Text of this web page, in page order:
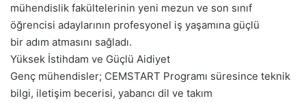
mühendislik fakültelerinin yeni mezun ve son sınıf
öğrencisi adaylarının profesyonel iş yaşamına güçlü
bir adım atmasını sağladı.
Yüksek İstihdam ve Güçlü Aidiyet
Genç mühendisler; CEMSTART Programı süresince teknik
bilgi, iletişim becerisi, yabancı dil ve takım